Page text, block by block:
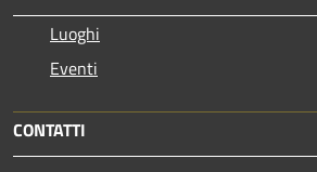
Luoghi
Eventi
CONTATTI